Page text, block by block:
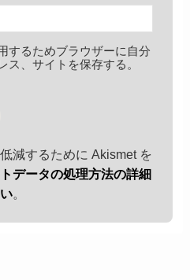
するためブラウザーに自分
ス、サイトを保存する。
減するために Akismet を
データの処理方法の詳細
。